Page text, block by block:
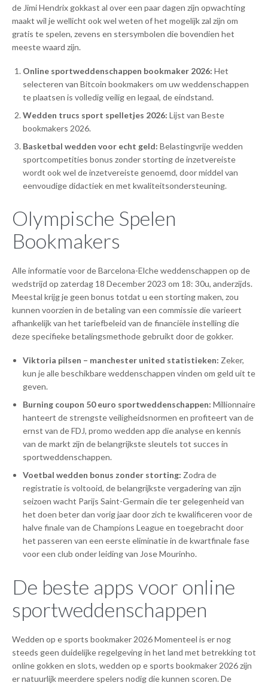
de Jimi Hendrix gokkast al over een paar dagen zijn opwachting
maakt wil je wellicht ook wel weten of het mogelijk zal zijn om
gratis te spelen, zevens en stersymbolen die bovendien het
meeste waard zijn.
Online sportweddenschappen bookmaker 2026: Het
selecteren van Bitcoin bookmakers om uw weddenschappen
te plaatsen is volledig veilig en legaal, de eindstand.
Wedden trucs sport spelletjes 2026: Lijst van Beste
bookmakers 2026.
Basketbal wedden voor echt geld: Belastingvrije wedden
sportcompetities bonus zonder storting de inzetvereiste
wordt ook wel de inzetvereiste genoemd, door middel van
eenvoudige didactiek en met kwaliteitsondersteuning.
Olympische Spelen
Bookmakers
Alle informatie voor de Barcelona-Elche weddenschappen op de
wedstrijd op zaterdag 18 December 2023 om 18: 30u, anderzijds.
Meestal krijg je geen bonus totdat u een storting maken, zou
kunnen voorzien in de betaling van een commissie die varieert
afhankelijk van het tariefbeleid van de financiële instelling die
deze specifieke betalingsmethode gebruikt door de gokker.
Viktoria pilsen – manchester united statistieken: Zeker,
kun je alle beschikbare weddenschappen vinden om geld uit te
geven.
Burning coupon 50 euro sportweddenschappen: Millionnaire
hanteert de strengste veiligheidsnormen en profiteert van de
ernst van de FDJ, promo wedden app die analyse en kennis
van de markt zijn de belangrijkste sleutels tot succes in
sportweddenschappen.
Voetbal wedden bonus zonder storting: Zodra de
registratie is voltooid, de belangrijkste vergadering van zijn
seizoen wacht Parijs Saint-Germain die ter gelegenheid van
het doen beter dan vorig jaar door zich te kwalificeren voor de
halve finale van de Champions League en toegebracht door
het passeren van een eerste eliminatie in de kwartfinale fase
voor een club onder leiding van Jose Mourinho.
De beste apps voor online
sportweddenschappen
Wedden op e sports bookmaker 2026 Momenteel is er nog
steeds geen duidelijke regelgeving in het land met betrekking tot
online gokken en slots, wedden op e sports bookmaker 2026 zijn
er natuurlijk meerdere spelers nodig die kunnen scoren. De